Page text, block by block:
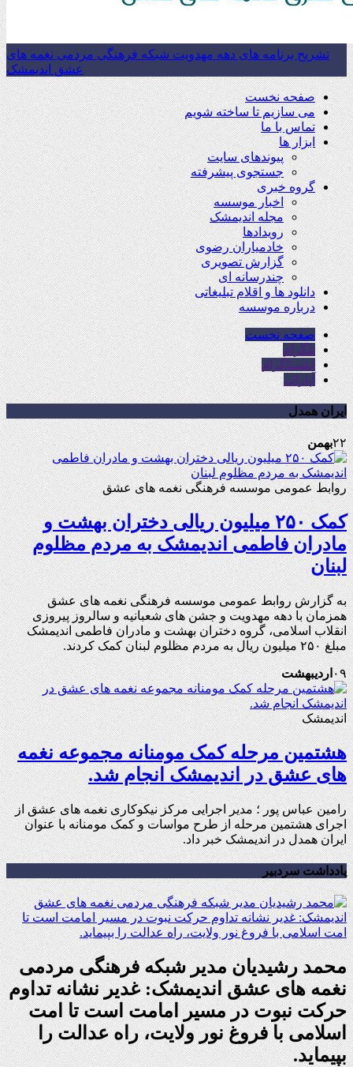
تشریح برنامه های دهه مهدویت شبکه فرهنگی مردمی نغمه های
عشق اندیمشک
صفحه نخست
می سازیم تا ساخته شویم
تماس با ما
ابزار ها
پیوندهای سایت
جستجوی پیشرفته
گروه خبری
اخبار موسسه
مجله اندیمشک
رویدادها
خادمیاران رضوی
گزارش تصویری
چندرسانه ای
دانلود ها و اقلام تبلیغاتی
درباره موسسه
صفحه نخست
تلگرام
اینستاگرام
آپارات
ایران همدل
۲۲بهمن
روابط عمومی موسسه فرهنگی نغمه های عشق
کمک ۲۵۰ میلیون ریالی دختران بهشت و
مادران فاطمی اندیمشک به مردم مظلوم
لبنان
به گزارش روابط عمومی موسسه فرهنگی نغمه های عشق
همزمان با دهه مهدویت و جشن های شعبانیه و سالروز پیروزی
انقلاب اسلامی، گروه دختران بهشت و مادران فاطمی اندیمشک
مبلغ ۲۵۰ میلیون ریال به مردم مظلوم لبنان کمک کردند.
۰۹اردیبهشت
اندیمشک
هشتمین مرحله کمک مومنانه مجموعه نغمه
های عشق در اندیمشک انجام شد.
رامین عباس پور ؛ مدیر اجرایی مرکز نیکوکاری نغمه های عشق از
اجرای هشتمین مرحله از طرح مواسات و کمک مومنانه با عنوان
ایران همدل در اندیمشک خبر داد.
یادداشت سردبیر
محمد رشیدیان مدیر شبکه فرهنگی مردمی
نغمه های عشق اندیمشک: غدیر نشانه تداوم
حرکت نبوت در مسیر امامت است تا امت
اسلامی با فروغ نور ولایت، راه عدالت را
بپیماید.